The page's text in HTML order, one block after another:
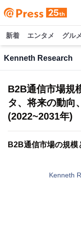
新着 エンタメ グルメ
Kenneth Research
B2B通信市場規
タ、将来の動向
(2022~2031年)
B2B通信市場の規
Kenneth